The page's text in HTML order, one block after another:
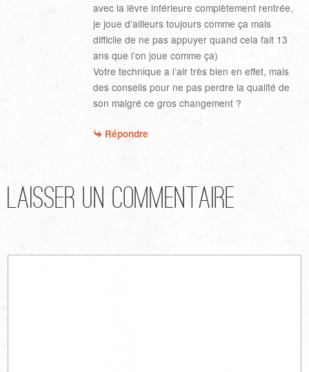
avec la lèvre inférieure complètement rentrée,
je joue d’ailleurs toujours comme ça mais
difficile de ne pas appuyer quand cela fait 13
ans que l’on joue comme ça)
Votre technique a l’air très bien en effet, mais
des conseils pour ne pas perdre la qualité de
son malgré ce gros changement ?
Répondre
Laisser un commentaire